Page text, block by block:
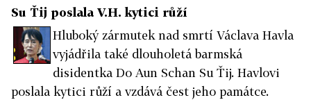
Su Ťij poslala V.H. kytici růží
Hluboký zármutek nad smrtí Václava Havla
vyjádřila také dlouholetá barmská
disidentka Do Aun Schan Su Ťij. Havlovi
poslala kytici růží a vzdává čest jeho památce.